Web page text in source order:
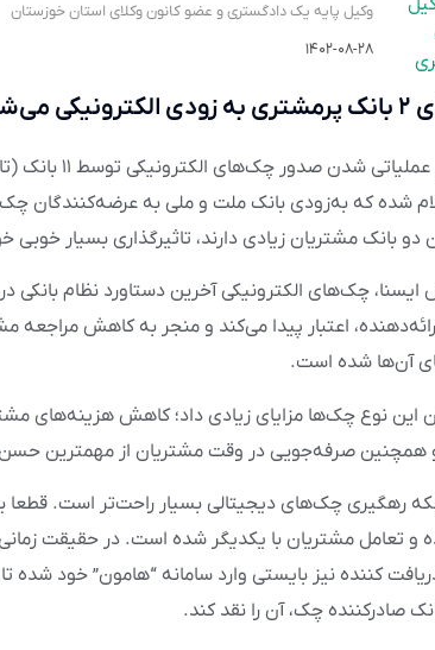
وکیل پایه یک دادگستری و عضو کانون وکلای استان خوزستان
۱۴۰۲-۰۸-۲۸
می‌شود
به دنبال
شده که به‌زودی بانک ملت و ملی به عرضه‌کنندگان
دو بانک مشتریان زیادی دارند، تاثیرگذاری بسیار
ایسنا، چک‌های الکترونیکی آخرین دستاورد نظام بانکی
اعتبار پیدا می‌کند و منجر به کاهش مراجعه
آن‌ها شده است.
این نوع چک‌ها مزایای زیادی داد؛ کاهش هزینه‌های
همچنین صرفه‌جویی در وقت مشتریان از مهمترین
رهگیری چک‌های دیجیتالی بسیار راحت‌تر است. قطعا
و تعامل مشتریان با یکدیگر شده است. در حقیقت
کننده نیز بایستی وارد سامانه “هامون” خود شده
صادرکننده چک، آن را نقد کند.